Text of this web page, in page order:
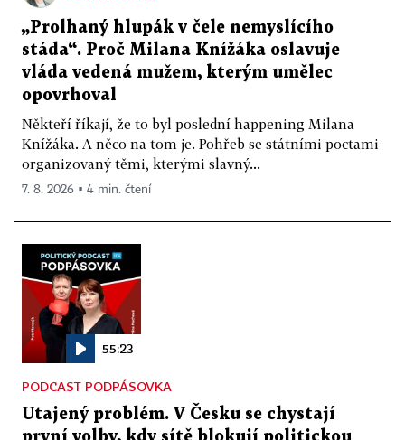
„Prolhaný hlupák v čele nemyslícího
stáda“. Proč Milana Knížáka oslavuje
vláda vedená mužem, kterým umělec
opovrhoval
Někteří říkají, že to byl poslední happening Milana
Knížáka. A něco na tom je. Pohřeb se státními poctami
organizovaný těmi, kterými slavný...
7. 8. 2026 ▪ 4 min. čtení
55:23
PODCAST PODPÁSOVKA
Utajený problém. V Česku se chystají
první volby, kdy sítě blokují politickou